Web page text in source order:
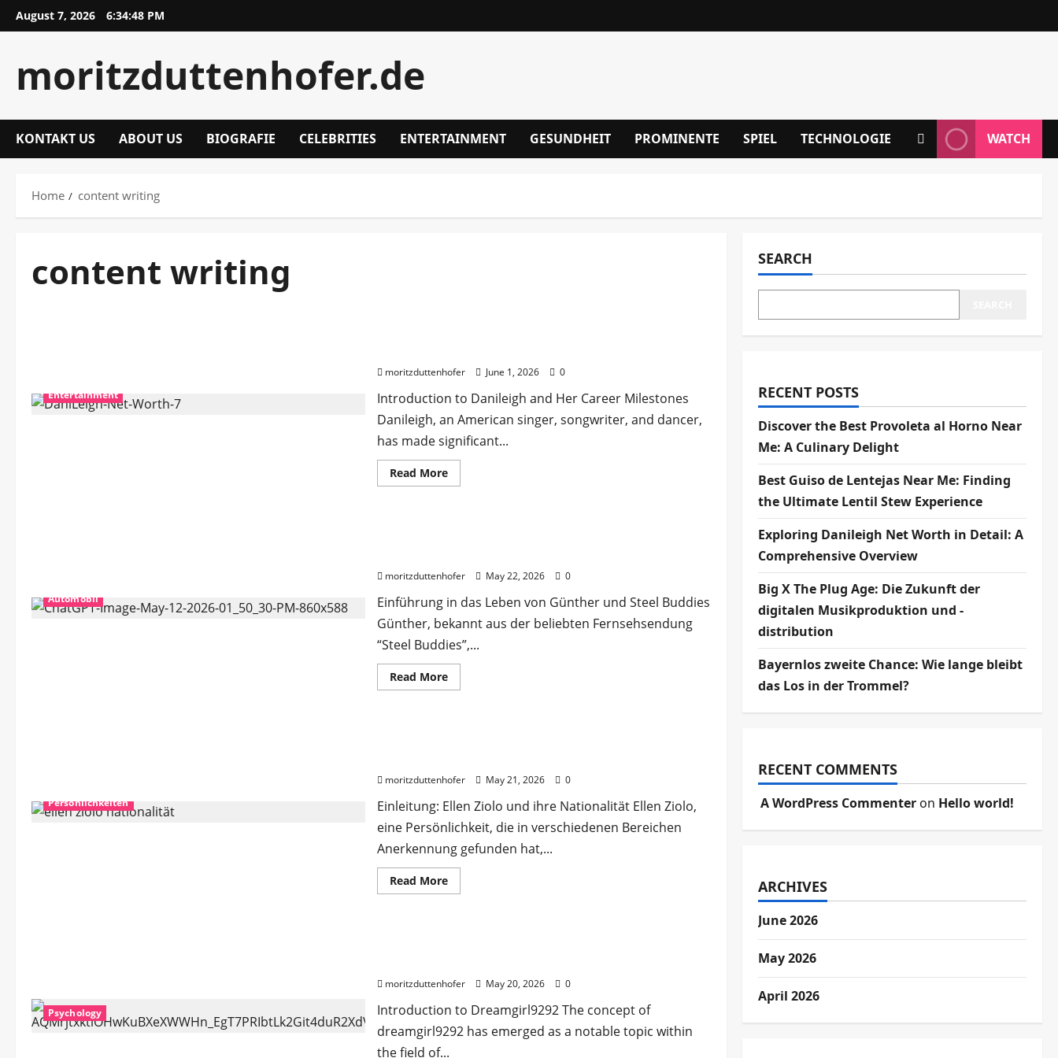
Skip
to
August 7, 2026 6:34:49 PM
moritzduttenhofer.de
KONTAKT US ABOUT US BIOGRAFIE CELEBRITIES ENTERTAINMENT GESUNDHEIT PROMINENTE SPIEL TECHNOLOGIE WATCH
Home content writing
content writing
Entertainment
moritzduttenhofer June 1, 2026 0
Introduction to Danileigh and Her Career Milestones
Danileigh, an American singer, songwriter, and dancer,
has made significant...
Read MoreRead
more
A
Comprehensive
Overview
Automobil
moritzduttenhofer May 22, 2026 0
Einführung in das Leben von Günther und Steel Buddies
Günther, bekannt aus der beliebten Fernsehsendung
“Steel Buddies”,...
Read MoreRead
more
Rückblick
auf
sein
Erbe
Persönlichkeiten
moritzduttenhofer May 21, 2026 0
Einleitung: Ellen Ziolo und ihre Nationalität Ellen Ziolo,
eine Persönlichkeit, die in verschiedenen Bereichen
Anerkennung gefunden hat,...
Read MoreRead
more
ihrer
Herkunft
Identität
Psychology
moritzduttenhofer May 20, 2026 0
Introduction to Dreamgirl9292 The concept of
dreamgirl9292 has emerged as a notable topic within
the field of...
SEARCH
RECENT POSTS
Discover the Best Provoleta al Horno Near
Me: A Culinary Delight
Best Guiso de Lentejas Near Me: Finding
the Ultimate Lentil Stew Experience
Exploring Danileigh Net Worth in Detail: A
Comprehensive Overview
Big X The Plug Age: Die Zukunft der
digitalen Musikproduktion und -
distribution
Bayernlos zweite Chance: Wie lange bleibt
das Los in der Trommel?
RECENT COMMENTS
A WordPress Commenteron Hello world!
ARCHIVES
June 2026
May 2026
April 2026